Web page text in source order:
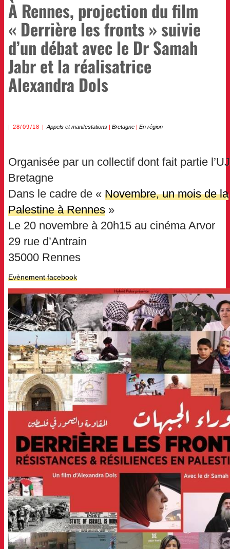
À Rennes, projection du film
« Derrière les fronts » suivie
d’un débat avec le Dr Samah
Jabr et la réalisatrice
Alexandra Dols
28/09/18 Appels et manifestations| Bretagne| En région
Organisée par un collectif dont fait partie
Bretagne
Dans le cadre de « Novembre, un mois de la
Palestine à Rennes »
Le 20 novembre à 20h15 au cinéma Arvor
29 rue d’Antrain
35000 Rennes
Evènement facebook